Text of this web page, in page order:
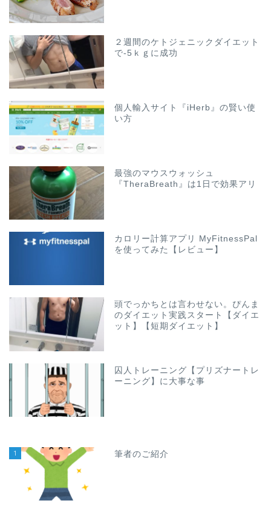
２週間のケトジェニックダイエット
で-5ｋｇに成功
個人輸入サイト『iHerb』の賢い使
い方
最強のマウスウォッシュ
『TheraBreath』は1日で効果アリ
カロリー計算アプリ MyFitnessPal
を使ってみた【レビュー】
頭でっかちとは言わせない。ぴんま
のダイエット実践スタート【ダイエ
ット】【短期ダイエット】
囚人トレーニング【プリズナートレ
ーニング】に大事な事
1 筆者のご紹介